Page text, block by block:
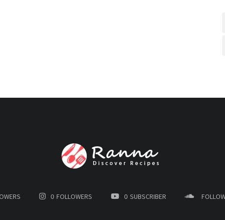
0 FOLLOWERS 0 SUBSCRIBER